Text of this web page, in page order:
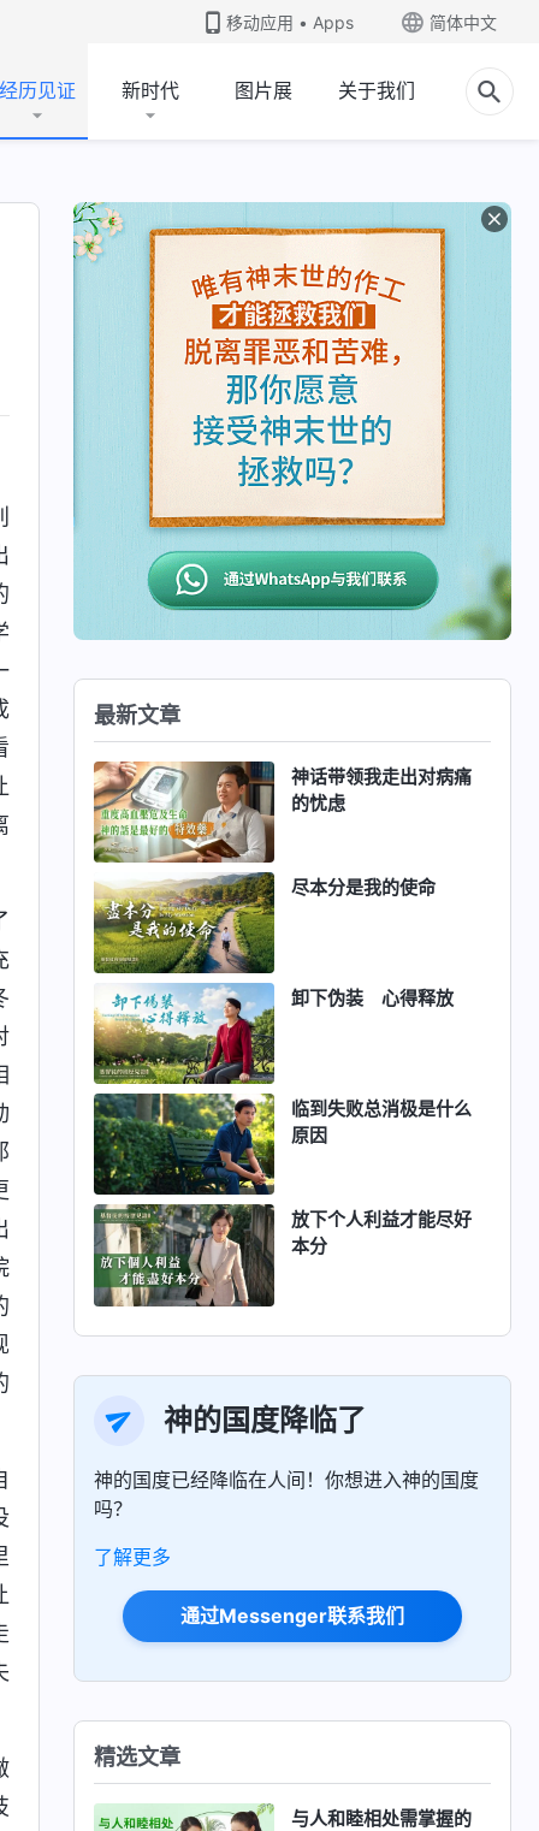
移动应用 • Apps 简体中文
经历见证 新时代 图片展 关于我们
最新文章
神话带领我走出对病痛
的忧虑
尽本分是我的使命
卸下伪装 心得释放
临到失败总消极是什么
原因
放下个人利益才能尽好
本分
神的国度降临了
神的国度已经降临在人间！你想进入神的国度
吗？
了解更多
通过Messenger联系我们
精选文章
与人和睦相处需掌握的